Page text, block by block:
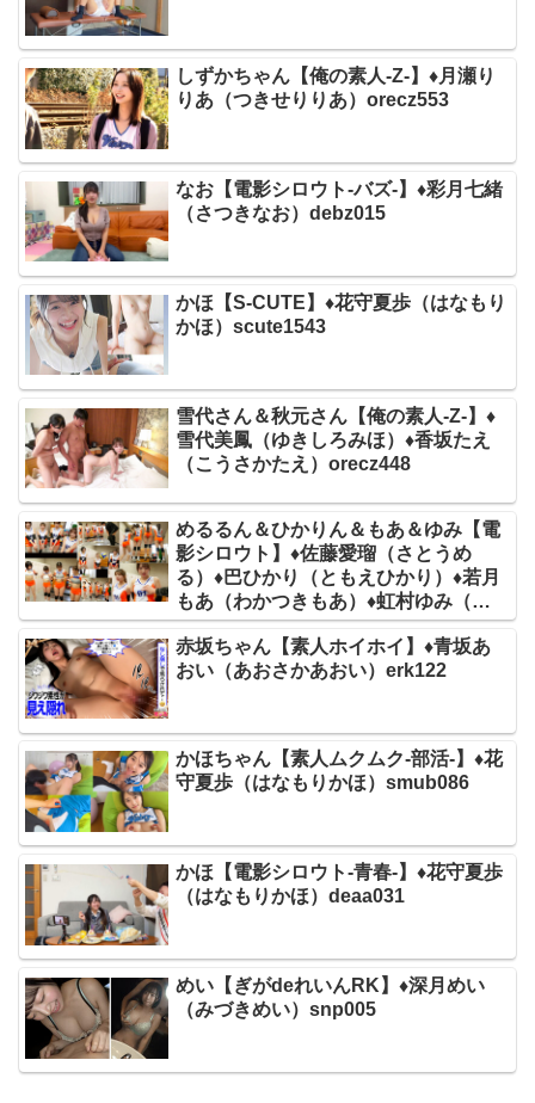
しずかちゃん【俺の素人-Z-】♦月瀬り
りあ（つきせりりあ）orecz553
なお【電影シロウト-バズ-】♦彩月七緒
（さつきなお）debz015
かほ【S-CUTE】♦花守夏歩（はなもり
かほ）scute1543
雪代さん＆秋元さん【俺の素人-Z-】♦
雪代美鳳（ゆきしろみほ）♦香坂たえ
（こうさかたえ）orecz448
めるるん＆ひかりん＆もあ＆ゆみ【電
影シロウト】♦佐藤愛瑠（さとうめ
る）♦巴ひかり（ともえひかり）♦若月
もあ（わかつきもあ）♦虹村ゆみ（に
じむらゆみ）deas047
赤坂ちゃん【素人ホイホイ】♦青坂あ
おい（あおさかあおい）erk122
かほちゃん【素人ムクムク-部活-】♦花
守夏歩（はなもりかほ）smub086
かほ【電影シロウト-青春-】♦花守夏歩
（はなもりかほ）deaa031
めい【ぎがdeれいんRK】♦深月めい
（みづきめい）snp005